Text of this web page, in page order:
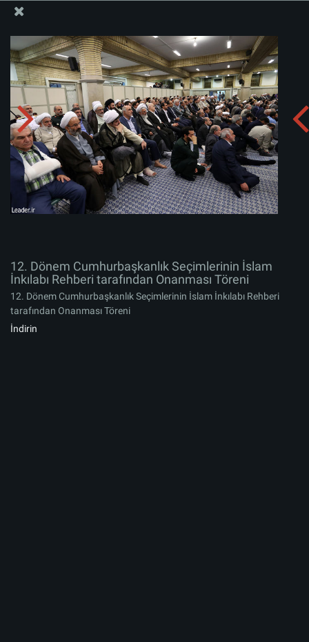
12. Dönem Cumhurbaşkanlık Seçimlerinin İslam
İnkılabı Rehberi tarafından Onanması Töreni
Albümü indirin:
12. Dönem Cumhurbaşkanlık Seçimlerinin İslam
İnkılabı Rehberi tarafından Onanması Töreni
12. Dönem Cumhurbaşkanlık Seçimlerinin İslam İnkılabı Rehberi
tarafından Onanması Töreni
İndirin